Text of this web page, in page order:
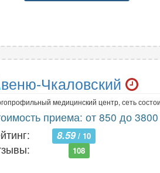
веню-Чкаловский
медицинский центр, сеть
приема: от 850 до 3800
8.59/ 10
108